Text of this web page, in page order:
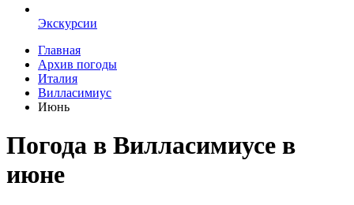
Экскурсии
Главная
Архив погоды
Италия
Вилласимиус
Июнь
Погода в Вилласимиусе в
июне